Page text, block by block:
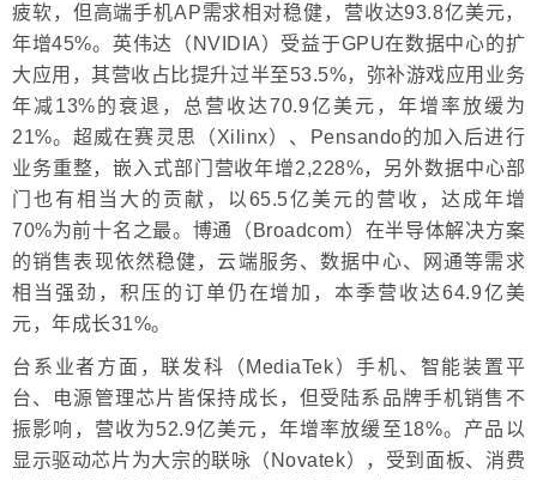
疲软，但高端手机AP需求相对稳健，营收达93.8亿美元，
年增45%。英伟达（NVIDIA）受益于GPU在数据中心的扩
大应用，其营收占比提升过半至53.5%，弥补游戏应用业务
年减13%的衰退，总营收达70.9亿美元，年增率放缓为
21%。超威在赛灵思（Xilinx）、Pensando的加入后进行
业务重整，嵌入式部门营收年增2,228%，另外数据中心部
门也有相当大的贡献，以65.5亿美元的营收，达成年增
70%为前十名之最。博通（Broadcom）在半导体解决方案
的销售表现依然稳健，云端服务、数据中心、网通等需求
相当强劲，积压的订单仍在增加，本季营收达64.9亿美
元，年成长31%。
台系业者方面，联发科（MediaTek）手机、智能装置平
台、电源管理芯片皆保持成长，但受陆系品牌手机销售不
振影响，营收为52.9亿美元，年增率放缓至18%。产品以
显示驱动芯片为大宗的联咏（Novatek），受到面板、消费